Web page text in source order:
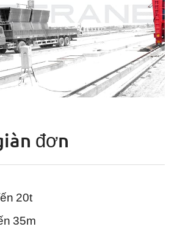
đơn
20t
35m